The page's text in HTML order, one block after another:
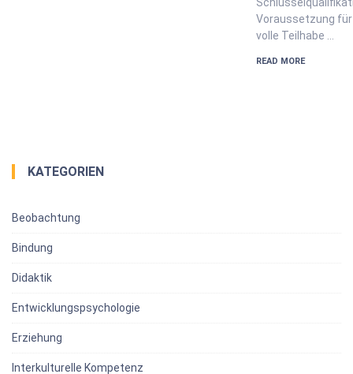
Voraussetzung
volle Teilhabe …
READ MORE
KATEGORIEN
Beobachtung
Bindung
Didaktik
Entwicklungspsychologie
Erziehung
Interkulturelle Kompetenz